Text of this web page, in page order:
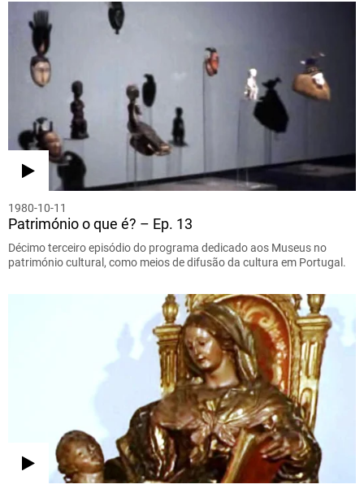
1980-10-11
Património o que é? – Ep. 13
Décimo terceiro episódio do programa dedicado aos Museus no
património cultural, como meios de difusão da cultura em Portugal.